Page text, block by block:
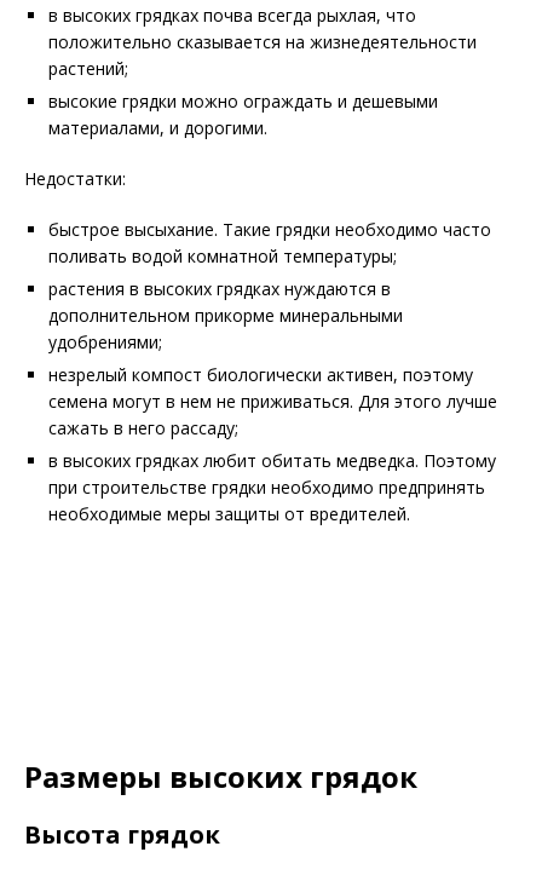
в высоких грядках почва всегда рыхлая, что
положительно сказывается на жизнедеятельности
растений;
высокие грядки можно ограждать и дешевыми
материалами, и дорогими.
Недостатки:
быстрое высыхание. Такие грядки необходимо часто
поливать водой комнатной температуры;
растения в высоких грядках нуждаются в
дополнительном прикорме минеральными
удобрениями;
незрелый компост биологически активен, поэтому
семена могут в нем не приживаться. Для этого лучше
сажать в него рассаду;
в высоких грядках любит обитать медведка. Поэтому
при строительстве грядки необходимо предпринять
необходимые меры защиты от вредителей.
Размеры высоких грядок
Высота грядок